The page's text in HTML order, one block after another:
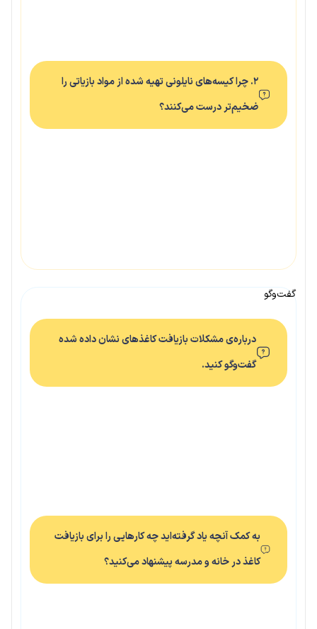
۲. چرا کیسه‌های نایلونی تهیه شده از مواد بازیاتی را
ضخیم‌تر درست می‌کنند؟
گفت‌وگو
درباره‌ی مشکلات بازیافت کاغذهای نشان داده شده
گفت‌وگو کنید.
به کمک آنچه یاد گرفته‌اید چه کارهایی را برای بازیافت
کاغذ در خانه و مدرسه پیشنهاد می‌کنید؟